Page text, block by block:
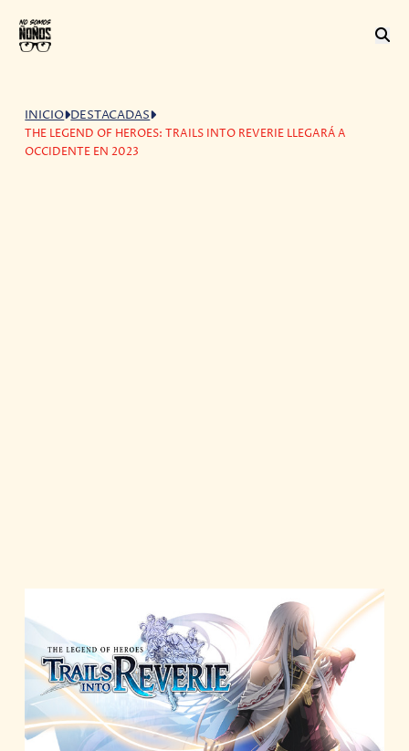
INICIO DESTACADAS
THE LEGEND OF HEROES: TRAILS INTO REVERIE LLEGARÁ A
OCCIDENTE EN 2023